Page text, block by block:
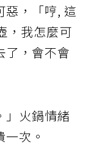
惡，「哼, 這
，我怎麼可
了，會不會
」火鍋情緒
次。